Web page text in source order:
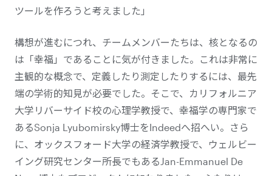
ツールを作ろうと考えました」
構想が進むにつれ、チームメンバーたちは、核となるの
は「幸福」であることに気が付きました。これは非常に
主観的な概念で、定義したり測定したりするには、最先
端の学術的知見が必要でした。そこで、カリフォルニア
大学リバーサイド校の心理学教授で、幸福学の専門家で
あるSonja Lyubomirsky博士をIndeedへ招へい。さら
に、オックスフォード大学の経済学教授で、ウェルビー
イング研究センター所長でもあるJan-Emmanuel De